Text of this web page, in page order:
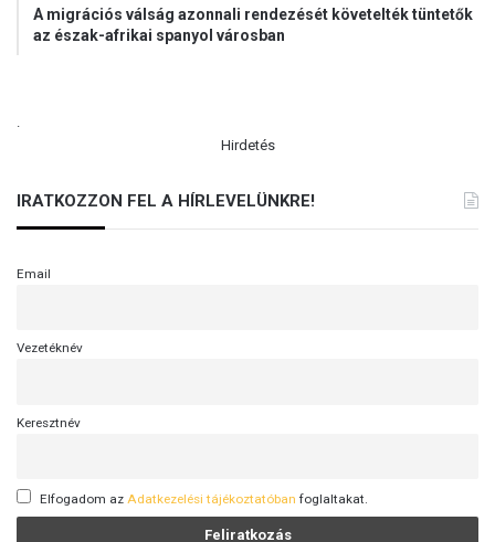
A migrációs válság azonnali rendezését követelték tüntetők
az észak-afrikai spanyol városban
Hirdetés
IRATKOZZON FEL A HÍRLEVELÜNKRE!
Email
Vezetéknév
Keresztnév
Elfogadom az Adatkezelési tájékoztatóban foglaltakat.